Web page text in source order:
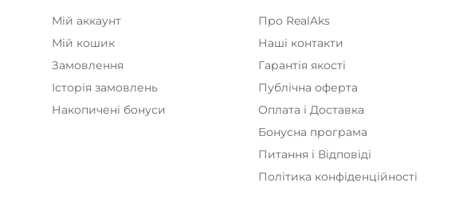
Мій аккаунт
Мій кошик
Замовлення
Історія замовлень
Накопичені бонуси
Про RealAks
Наші контакти
Гарантія якості
Публічна оферта
Оплата і Доставка
Бонусна програма
Питання і Відповіді
Політика конфіденційності